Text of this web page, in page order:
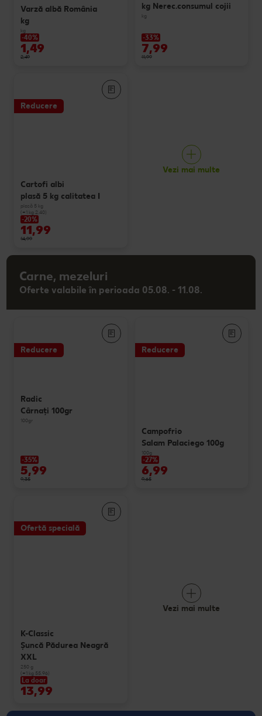
Varză albă România
kg
kg
-40%
1,49
2,49
kg Nerec.consumul cojii
kg
-33%
7,99
11,99
Reducere
Cartofi albi
plasă 5 kg calitatea I
plasă 5 kg
(=1 kg 2.40)
-20%
11,99
14,99
Vezi mai multe
Carne, mezeluri
Oferte valabile în perioada 05.08. - 11.08.
Reducere
Radic
Cârnaţi 100gr
100gr
-35%
5,99
9,35
Reducere
Campofrio
Salam Palaciego 100g
100g
-27%
6,99
9,65
Ofertă specială
K-Classic
Şuncă Pădurea Neagră
XXL
250 g
(=1 kg 55.96)
La doar
13,99
Vezi mai multe